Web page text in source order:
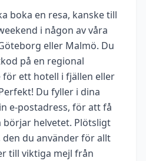
boka en resa, kanske till
i någon av våra
eller Malmö. Du
på en regional
för ett hotell i fjällen eller
Du fyller i dina
e-postadress, för att få
börjar helvetet. Plötsligt
du använder för allt
till viktiga mejl från